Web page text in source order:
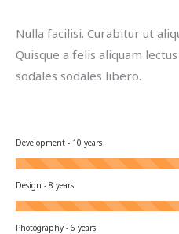
Nulla facilisi. Curabitur ut
Quisque a felis aliquam
sodales sodales libero.
Development - 10 years
Design - 8 years
Photography - 6 years